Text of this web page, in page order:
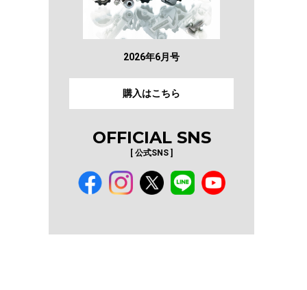
2026年6月号
購入はこちら
OFFICIAL SNS
[ 公式SNS ]